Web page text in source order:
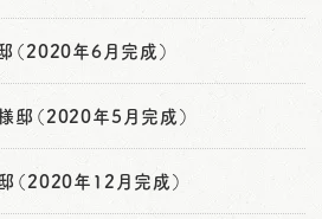
2020年6月完成）
邸（2020年5月完成）
（2020年12月完成）